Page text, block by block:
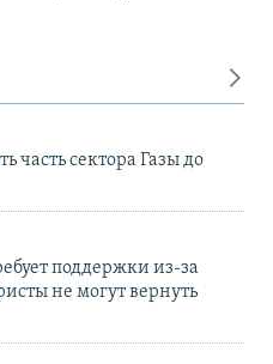
часть сектора Газы до
поддержки из-за
не могут вернуть